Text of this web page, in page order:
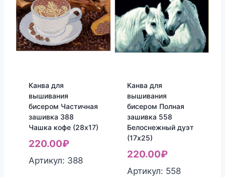
Канва для
вышивания
бисером Частичная
зашивка 388
Чашка кофе (28х17)
220.00₽
Артикул: 388
Канва для
вышивания
бисером Полная
зашивка 558
Белоснежный дуэт
(17х25)
220.00₽
Артикул: 558